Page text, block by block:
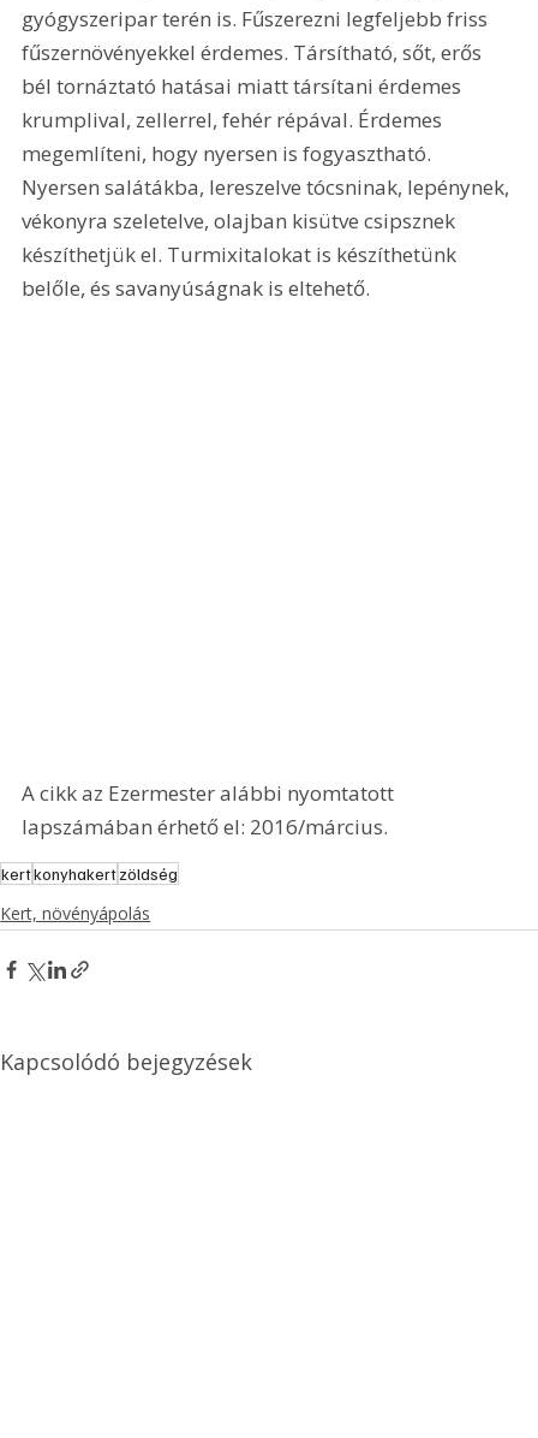
gyógyszeripar terén is. Fűszerezni legfeljebb friss
fűszernövényekkel érdemes. Társítható, sőt, erős
bél tornáztató hatásai miatt társítani érdemes
krumplival, zellerrel, fehér répával. Érdemes
megemlíteni, hogy nyersen is fogyasztható.
Nyersen salátákba, lereszelve tócsninak, lepénynek,
vékonyra szeletelve, olajban kisütve csipsznek
készíthetjük el. Turmixitalokat is készíthetünk
belőle, és savanyúságnak is eltehető.
A cikk az Ezermester alábbi nyomtatott
lapszámában érhető el: 2016/március.
kertkonyhakertzöldség
Kert, növényápolás
Kapcsolódó bejegyzések